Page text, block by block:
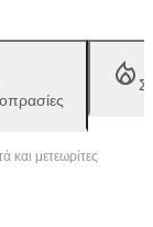
και μετεωρίτες